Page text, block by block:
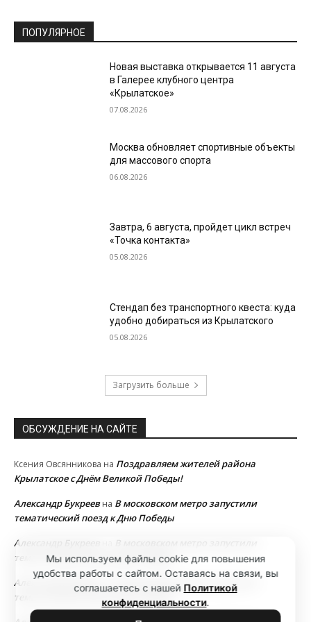
ПОПУЛЯРНОЕ
Новая выставка открывается 11 августа
в Галерее клубного центра
«Крылатское»
07.08.2026
Москва обновляет спортивные объекты
для массового спорта
06.08.2026
Завтра, 6 августа, пройдет цикл встреч
«Точка контакта»
05.08.2026
Стендап без транспортного квеста: куда
удобно добираться из Крылатского
05.08.2026
Загрузить больше
ОБСУЖДЕНИЕ НА САЙТЕ
Ксения Овсянникова на Поздравляем жителей района
Крылатское с Днём Великой Победы!
Александр Букреевна В московском метро запустили
тематический поезд к Дню Победы
Александр Букреев
В московском метро запустили
тематический поезд к Дню Победы
Александр Букреев
В московском метро запустили
тематический поезд к Дню Победы
Мы используем файлы cookie для повышения
удобства работы с сайтом. Оставаясь на связи, вы
соглашаетесь с нашей Политикой
конфиденциальности.